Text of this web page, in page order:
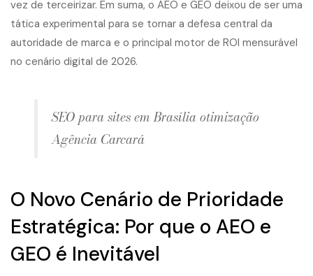
vez de terceirizar. Em suma, o AEO e GEO deixou de ser uma
tática experimental para se tornar a defesa central da
autoridade de marca e o principal motor de ROI mensurável
no cenário digital de 2026.
SEO para sites em Brasília otimização
Agência Carcará
O Novo Cenário de Prioridade
Estratégica: Por que o AEO e
GEO é Inevitável